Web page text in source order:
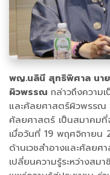
พญ.นลินี สุทธิพิศาล นาย
ผิวพรรณ กล่าวถึงความ
และศัลยศาสตร์ผิวพรรณ
ศัลยศาสตร์ เป็นสมาคมที่
เมื่อวันที่ 19 พฤศจิกายน
ด้านเวชสำอางและศัลย
เปลี่ยนความรู้ระหว่างสม